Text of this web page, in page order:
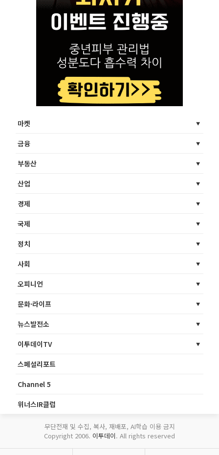
마켓
금융
부동산
산업
경제
국제
정치
사회
오피니언
문화·라이프
뉴스발전소
이투데이TV
스페셜리포트
Channel 5
위너스IR클럽
무단전재 및 수집, 복사, 재배포, AI학습 이용 금지
Copyright 2006. 이투데이. All rights reserved